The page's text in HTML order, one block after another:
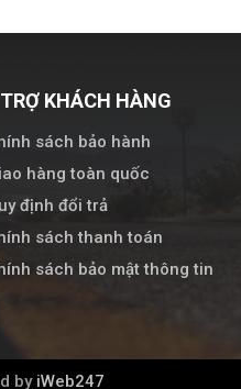
KHÁCH HÀNG
sách bảo hành
hàng toàn quốc
định đổi trả
sách thanh toán
sách bảo mật thông tin
by iWeb247